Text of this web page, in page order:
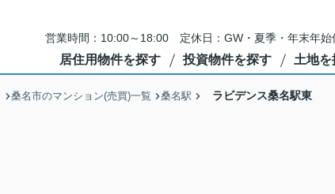
営業時間：10:00～18:00 定休日：GW・夏季・年末年始
居住用物件を探す 投資物件を探す 土地を
桑名市のマンション(売買)一覧 桑名駅 ラビデンス桑名駅東